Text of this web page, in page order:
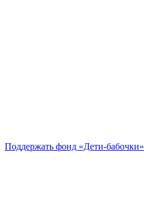
Поддержать фонд «Дети-бабочки»